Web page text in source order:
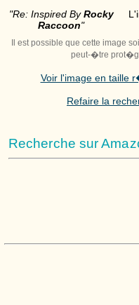
"Re: Inspired ByRocky
Raccoon"
Il est possible que cette image
peut-�tre
Voir l'image en taille
Refaire la
Recherche sur